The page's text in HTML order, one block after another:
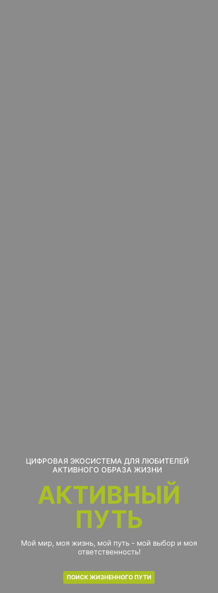
ЦИФРОВАЯ ЭКОСИСТЕМА ДЛЯ ЛЮБИТЕЛЕЙ
АКТИВНОГО ОБРАЗА ЖИЗНИ
АКТИВНЫЙ
ПУТЬ
Мой мир, моя жизнь, мой путь - мой выбор и моя
ответственность!
ПОИСК ЖИЗНЕННОГО ПУТИ